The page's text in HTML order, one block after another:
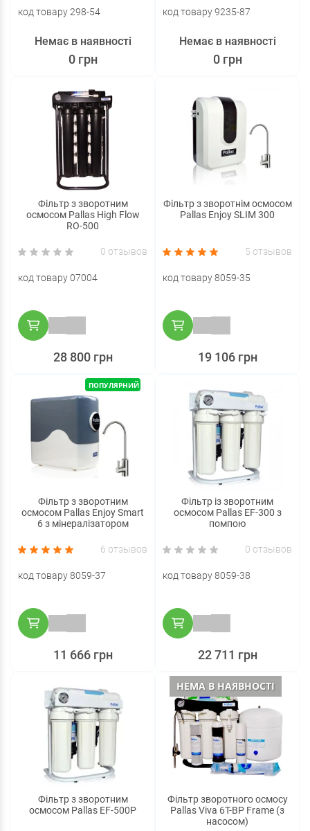
код товару 298-54
0 грн
Немає в наявності
код товару 9235-87
0 грн
Немає в наявності
Фільтр з зворотним
осмосом Pallas High Flow
RO-500
0 отзывов
код товару 07004
28 800 грн
Фільтр з зворотнім осмосом
Pallas Enjoy SLIM 300
5 отзывов
код товару 8059-35
19 106 грн
ПОПУЛЯРНИЙ
Фільтр з зворотним
осмосом Pallas Enjoy Smart
6 з мінералізатором
6 отзывов
код товару 8059-37
11 666 грн
Фільтр із зворотним
осмосом Pallas EF-300 з
помпою
0 отзывов
код товару 8059-38
22 711 грн
Фільтр з зворотним
осмосом Pallas ЕF-500P
НЕМА В НАЯВНОСТІ
Фільтр зворотного осмосу
Pallas Viva 6T-BP Frame (з
насосом)